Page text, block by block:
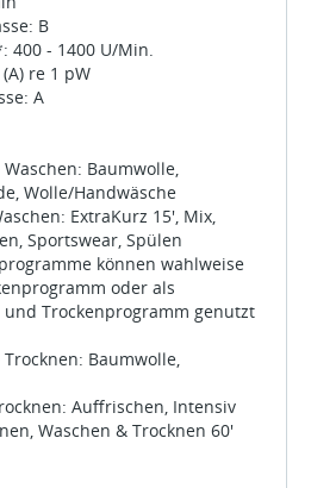
B
- 1400 U/Min.
re 1 pW
A
Baumwolle,
Wolle/Handwäsche
ExtraKurz 15', Mix,
Sportswear, Spülen
können wahlweise
oder als
Trockenprogramm genutzt
Baumwolle,
Auffrischen, Intensiv
Waschen & Trocknen 60'